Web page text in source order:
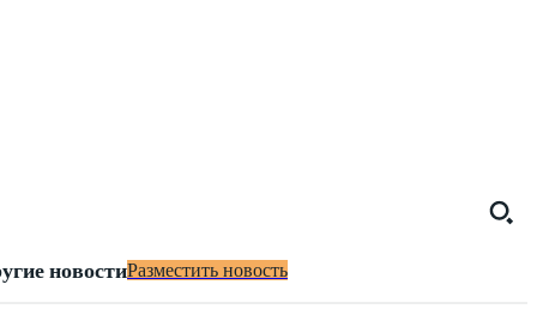
новостиРазместить новость